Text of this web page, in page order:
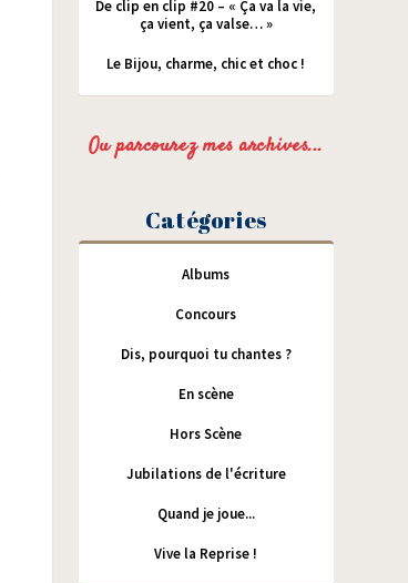
De clip en clip #20 – « Ça va la vie,
ça vient, ça valse… »
Le Bijou, charme, chic et choc !
Ou parcourez mes archives...
Catégories
Albums
Concours
Dis, pourquoi tu chantes ?
En scène
Hors Scène
Jubilations de l'écriture
Quand je joue...
Vive la Reprise !